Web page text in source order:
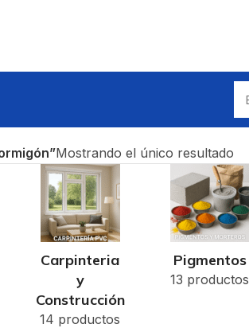
Mostrando el único resultado
Carpinteria
y
Construcción
14 productos
Pigmentos
13 productos